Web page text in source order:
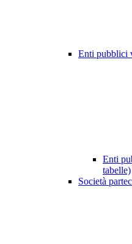
Enti pubblici
Enti
tabelle)
Società